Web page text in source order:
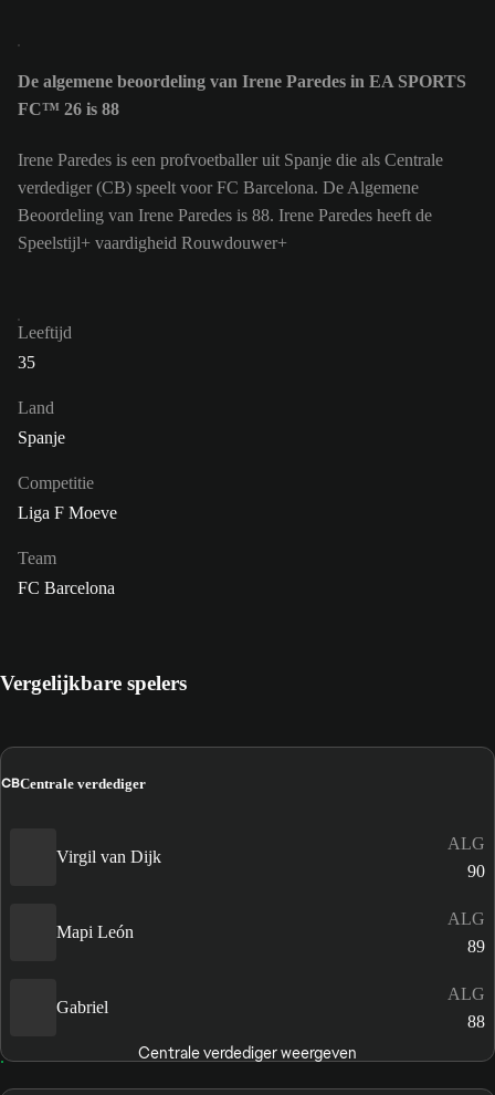
De algemene beoordeling van Irene Paredes in EA SPORTS
FC™ 26 is 88
Irene Paredes is een profvoetballer uit Spanje die als Centrale
verdediger (CB) speelt voor FC Barcelona. De Algemene
Beoordeling van Irene Paredes is 88. Irene Paredes heeft de
Speelstijl+ vaardigheid Rouwdouwer+
Leeftijd
35
Land
Spanje
Competitie
Liga F Moeve
Team
FC Barcelona
Vergelijkbare spelers
CBCentrale verdediger
Virgil van Dijk
ALG
90
Mapi León
ALG
89
Gabriel
ALG
88
Centrale verdediger weergeven